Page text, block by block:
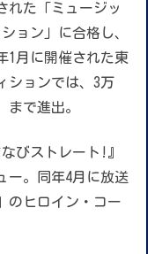
れた「ミュージッ
ョン」に合格し、
1月に開催された東
ションでは、3万
まで進出。
びストレート!』
ー。同年4月に放送
のヒロイン・コー